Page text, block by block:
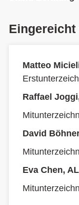
Eingereicht
Matteo
Raffael
David
Eva Chen, AL